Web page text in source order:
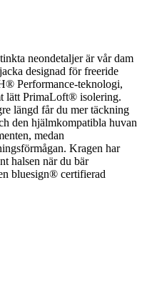
neondetaljer är vår dam
designad för freeride
Performance-teknologi,
lätt PrimaLoft® isolering.
längd får du mer täckning
den hjälmkompatibla huvan
medan
Kragen har
halsen när du bär
bluesign® certifierad